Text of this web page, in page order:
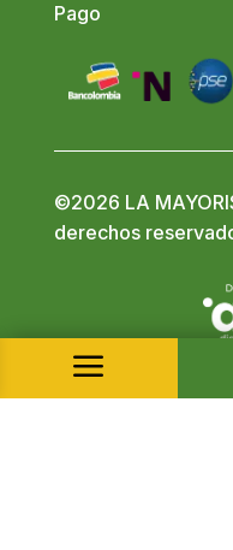
Pago
©2026 LA
derechos
a